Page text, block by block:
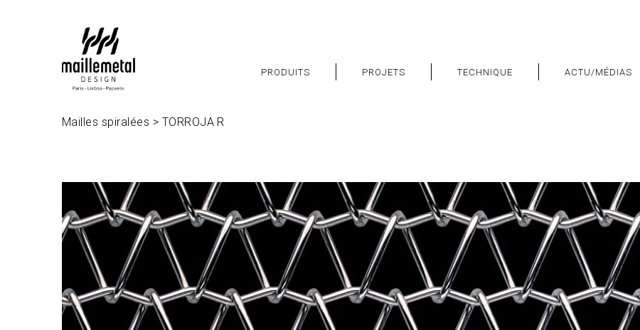
PRODUITS PROJETS TECHNIQUE ACTU/MÉDIAS
Mailles spiralées > TORROJA R
www.maillemetaldesign.fr " width="1140" height="640"> www.maillemetaldesign.fr " width="1140" height="640">
height="640">
www.maillemetaldesign.fr" width="1140" height="640">